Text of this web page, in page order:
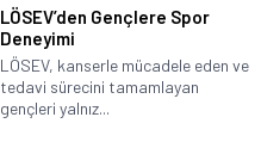
LÖSEV’den Gençlere Spor
Deneyimi
LÖSEV, kanserle mücadele eden ve
tedavi sürecini tamamlayan
gençleri yalnız...